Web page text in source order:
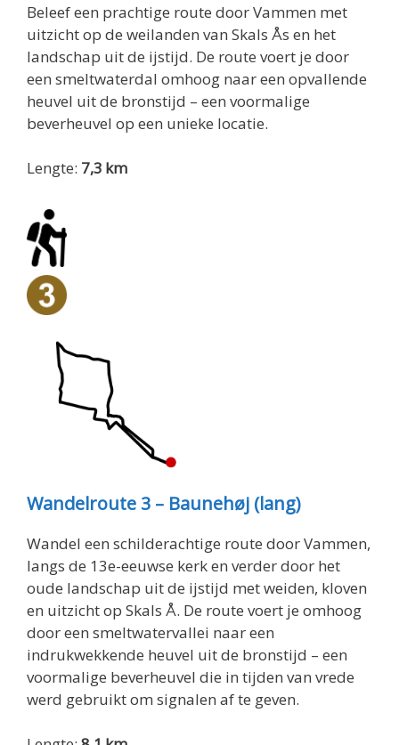
Beleef een prachtige route door Vammen met
uitzicht op de weilanden van Skals Ås en het
landschap uit de ijstijd. De route voert je door
een smeltwaterdal omhoog naar een opvallende
heuvel uit de bronstijd – een voormalige
beverheuvel op een unieke locatie.
Lengte: 7,3 km
Wandelroute 3 – Baunehøj (lang)
Wandel een schilderachtige route door Vammen,
langs de 13e-eeuwse kerk en verder door het
oude landschap uit de ijstijd met weiden, kloven
en uitzicht op Skals Å. De route voert je omhoog
door een smeltwatervallei naar een
indrukwekkende heuvel uit de bronstijd – een
voormalige beverheuvel die in tijden van vrede
werd gebruikt om signalen af te geven.